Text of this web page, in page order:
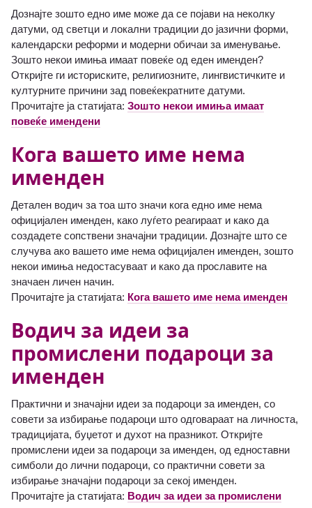
Дознајте зошто едно име може да се појави на неколку
датуми, од светци и локални традиции до јазични форми,
календарски реформи и модерни обичаи за именување.
Зошто некои имиња имаат повеќе од еден именден?
Откријте ги историските, религиозните, лингвистичките и
културните причини зад повеќекратните датуми.
Прочитајте ја статијата: Зошто некои имиња имаат
повеќе имендени
Кога вашето име нема
именден
Детален водич за тоа што значи кога едно име нема
официјален именден, како луѓето реагираат и како да
создадете сопствени значајни традиции. Дознајте што се
случува ако вашето име нема официјален именден, зошто
некои имиња недостасуваат и како да прославите на
значаен личен начин.
Прочитајте ја статијата: Кога вашето име нема именден
Водич за идеи за
промислени подароци за
именден
Практични и значајни идеи за подароци за именден, со
совети за избирање подароци што одговараат на личноста,
традицијата, буџетот и духот на празникот. Откријте
промислени идеи за подароци за именден, од едноставни
симболи до лични подароци, со практични совети за
избирање значајни подароци за секој именден.
Прочитајте ја статијата: Водич за идеи за промислени